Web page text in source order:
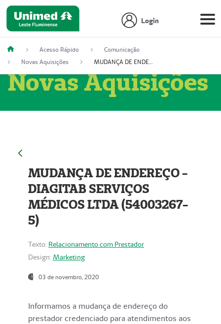
Login
Acesso Rápido
Comunicação
Novas Aquisições
MUDANÇA DE ENDEREÇO - DIAGITAB SERVIÇOS MÉDICOS LTDA (54003267-5)
Novas Aquisições
MUDANÇA DE ENDEREÇO -
DIAGITAB SERVIÇOS
MÉDICOS LTDA (54003267-
5)
Texto: Relacionamento com Prestador
Design: Marketing
03 de novembro, 2020
Informamos a mudança de endereço do
prestador credenciado para atendimentos aos